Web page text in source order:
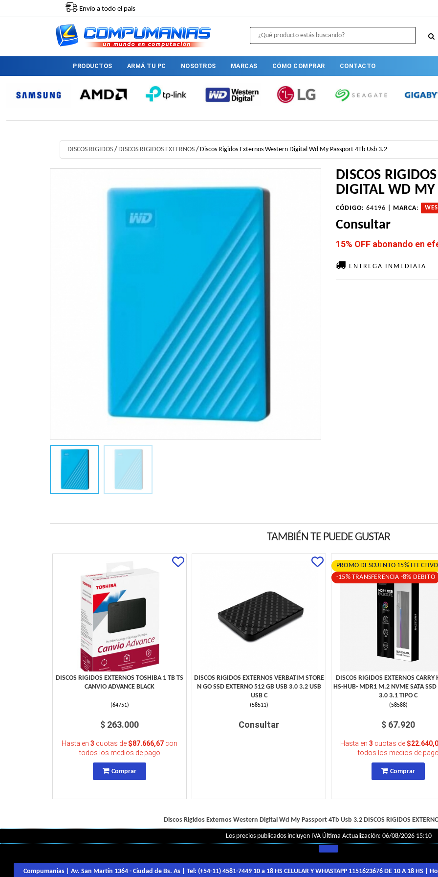
PRODUCTOS ARMÁ TU PC NOSOTROS MARCAS CÓMO COMPRAR CONTACTO
Envío a todo el pais
DISCOS RIGIDOS / DISCOS RIGIDOS EXTERNOS / Discos Rigidos Externos Western Digital Wd My Passport 4Tb Usb 3.2
DISCOS
DIGITAL WD MY
CÓDIGO: 64196 | MARCA:
Consultar
15% OFF abonando en
ENTREGA INMEDIATA
TAMBIÉN TE PUEDE GUSTAR
DISCOS RIGIDOS EXTERNOS TOSHIBA 1 TB TS
CANVIO ADVANCE BLACK
(64751)
$ 263.000
Hasta en 3 cuotas de $87.666,67 con
todos los medios de pago
Comprar
DISCOS RIGIDOS EXTERNOS VERBATIM STORE
N GO SSD EXTERNO 512 GB USB 3.0 3.2 USB
USB C
(58511)
Consultar
PROMO DESCUENTO 15% EFECTIVO
-15% TRANSFERENCIA -8% DEBITO
DISCOS RIGIDOS EXTERNOS CARRY
HS-HUB- MDR1 M.2 NVME SATA SSD
3.0 3.1 TIPO C
(58588)
$ 67.920
Hasta en 3 cuotas de
todos los medios de
Comprar
Discos Rigidos Externos Western Digital Wd My Passport 4Tb Usb 3.2 DISCOS RIGIDOS
Los precios publicados incluyen IVA Última Actualización: 06/08/2026 15:10
Compumanias | Av. San Martín 1364 - Ciudad de Bs. As | Tel: (+54-11) 4581-7449 10 a 18 HS CELULAR Y WHASTAPP 1151623676 DE 10 A 18 HS |